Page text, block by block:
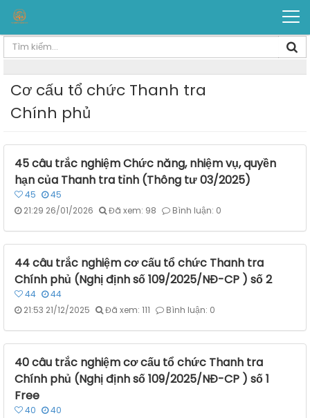
Cơ cấu tổ chức Thanh tra
Chính phủ
45 câu trắc nghiệm Chức năng, nhiệm vụ, quyền
hạn của Thanh tra tỉnh (Thông tư 03/2025)
45
45
21:29 26/01/2026
Đã xem: 98 Bình luận: 0
44 câu trắc nghiệm cơ cấu tổ chức Thanh tra
Chính phủ (Nghị định số 109/2025/NĐ-CP ) số 2
44
44
21:53 21/12/2025
Đã xem: 111 Bình luận: 0
40 câu trắc nghiệm cơ cấu tổ chức Thanh tra
Chính phủ (Nghị định số 109/2025/NĐ-CP ) số 1
Free
40
40